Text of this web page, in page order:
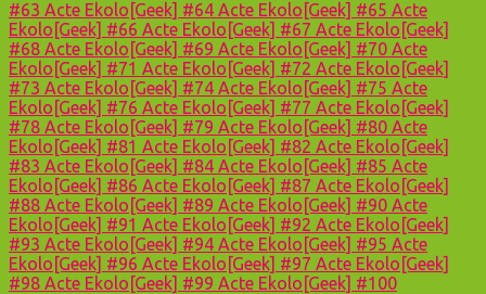
#63 Acte Ekolo[Geek] #64 Acte Ekolo[Geek] #65 Acte
Ekolo[Geek] #66 Acte Ekolo[Geek] #67 Acte Ekolo[Geek]
#68 Acte Ekolo[Geek] #69 Acte Ekolo[Geek] #70 Acte
Ekolo[Geek] #71 Acte Ekolo[Geek] #72 Acte Ekolo[Geek]
#73 Acte Ekolo[Geek] #74 Acte Ekolo[Geek] #75 Acte
Ekolo[Geek] #76 Acte Ekolo[Geek] #77 Acte Ekolo[Geek]
#78 Acte Ekolo[Geek] #79 Acte Ekolo[Geek] #80 Acte
Ekolo[Geek] #81 Acte Ekolo[Geek] #82 Acte Ekolo[Geek]
#83 Acte Ekolo[Geek] #84 Acte Ekolo[Geek] #85 Acte
Ekolo[Geek] #86 Acte Ekolo[Geek] #87 Acte Ekolo[Geek]
#88 Acte Ekolo[Geek] #89 Acte Ekolo[Geek] #90 Acte
Ekolo[Geek] #91 Acte Ekolo[Geek] #92 Acte Ekolo[Geek]
#93 Acte Ekolo[Geek] #94 Acte Ekolo[Geek] #95 Acte
Ekolo[Geek] #96 Acte Ekolo[Geek] #97 Acte Ekolo[Geek]
#98 Acte Ekolo[Geek] #99 Acte Ekolo[Geek] #100